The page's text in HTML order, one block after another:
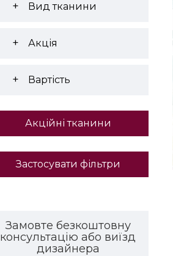
Вид тканини
Акція
Вартість
Акційні тканини
Застосувати фільтри
Замовте безкоштовну
консультацію або виїзд
дизайнера